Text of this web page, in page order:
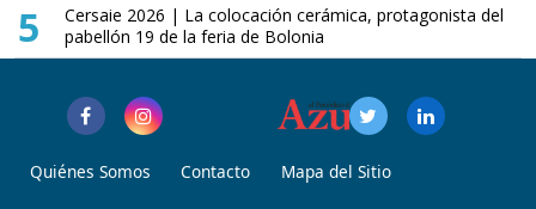
5
Cersaie 2026 | La colocación cerámica, protagonista del
pabellón 19 de la feria de Bolonia
Quiénes Somos Contacto Mapa del Sitio